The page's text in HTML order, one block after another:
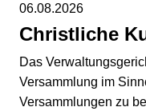
06.08.2026
Christliche
Das
Versammlung im
Versammlungen zu